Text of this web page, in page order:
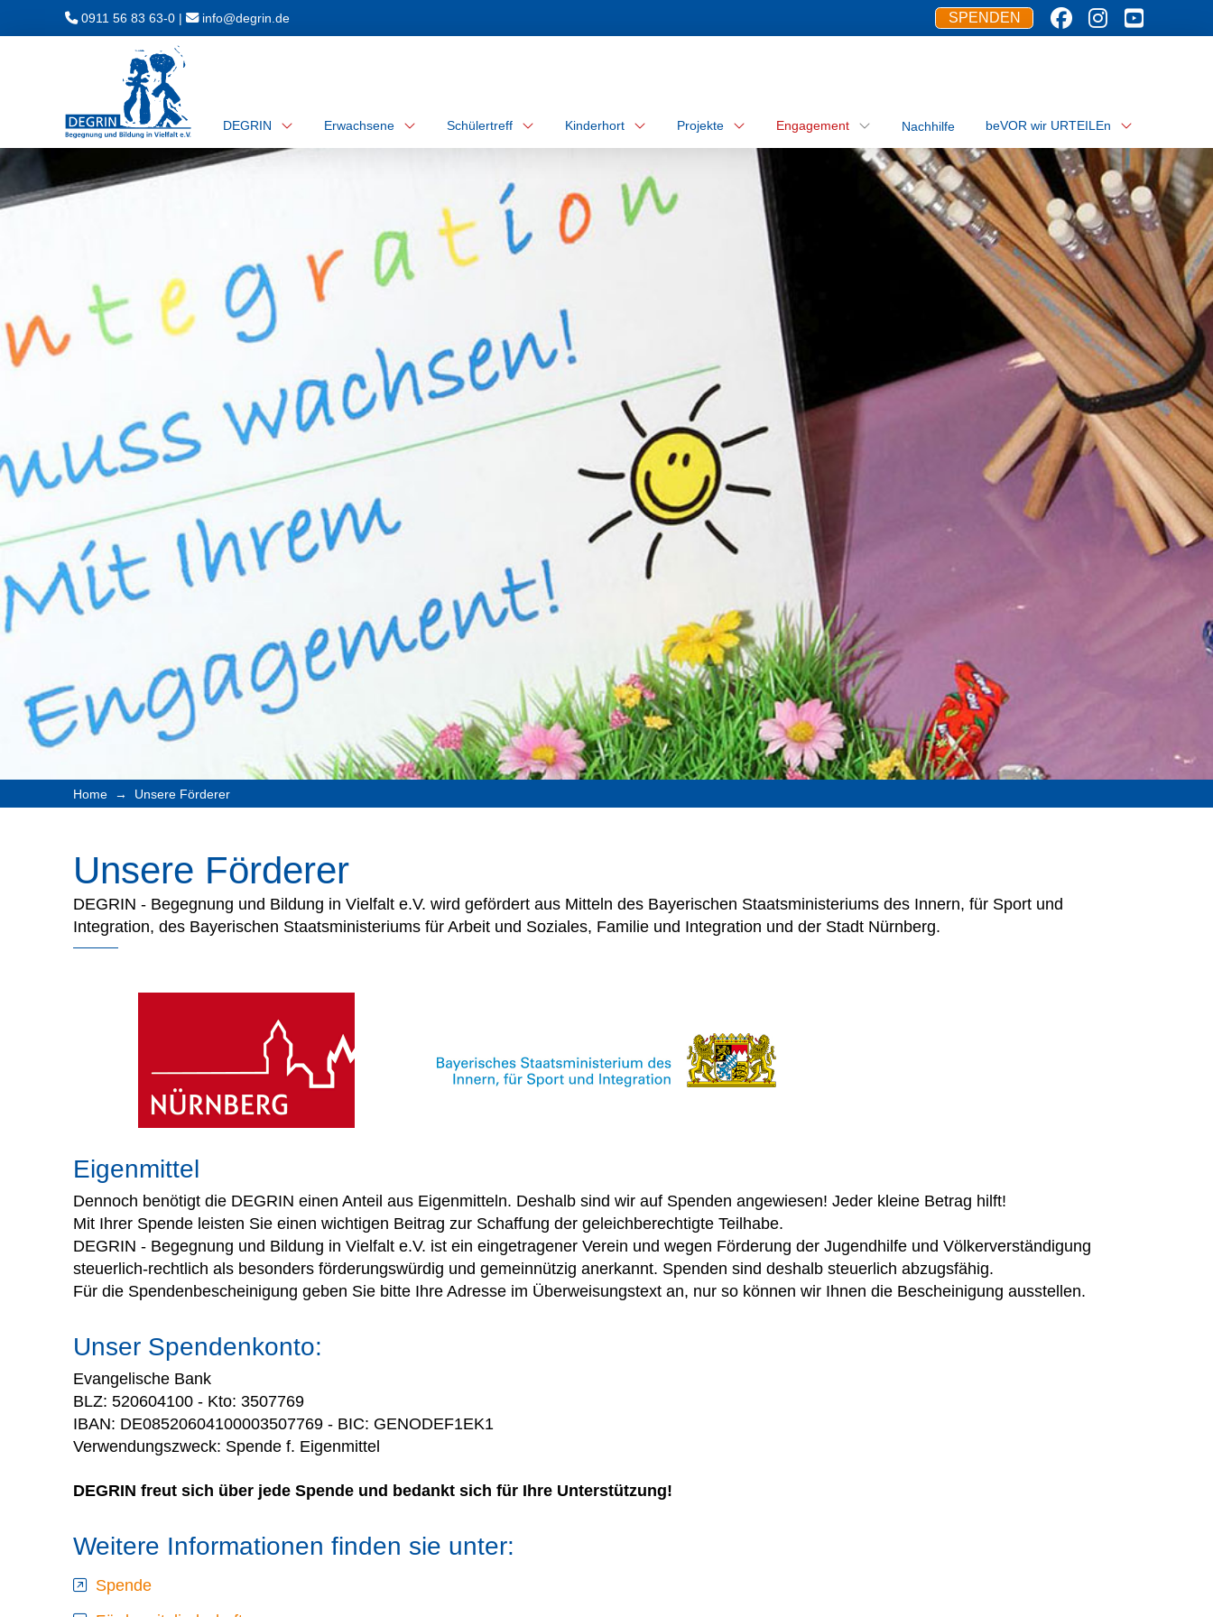
0911 56 83 63-0 | ed.nirged@ofni SPENDEN
DEGRIN Erwachsene Schülertreff Kinderhort Projekte Engagement Nachhilfe beVOR wir URTEILEn
Home → Unsere Förderer
Unsere Förderer
DEGRIN - Begegnung und Bildung in Vielfalt e.V. wird gefördert aus Mitteln des Bayerischen Staatsministeriums des Innern, für Sport und
Integration, des Bayerischen Staatsministeriums für Arbeit und Soziales, Familie und Integration und der Stadt Nürnberg.
Eigenmittel
Dennoch benötigt die DEGRIN einen Anteil aus Eigenmitteln. Deshalb sind wir auf Spenden angewiesen! Jeder kleine Betrag hilft!
Mit Ihrer Spende leisten Sie einen wichtigen Beitrag zur Schaffung der geleichberechtigte Teilhabe.
DEGRIN - Begegnung und Bildung in Vielfalt e.V. ist ein eingetragener Verein und wegen Förderung der Jugendhilfe und Völkerverständigung
steuerlich-rechtlich als besonders förderungswürdig und gemeinnützig anerkannt. Spenden sind deshalb steuerlich abzugsfähig.
Für die Spendenbescheinigung geben Sie bitte Ihre Adresse im Überweisungstext an, nur so können wir Ihnen die Bescheinigung ausstellen.
Unser Spendenkonto:
Evangelische Bank
BLZ: 520604100 - Kto: 3507769
IBAN: DE08520604100003507769 - BIC: GENODEF1EK1
Verwendungszweck: Spende f. Eigenmittel
DEGRIN freut sich über jede Spende und bedankt sich für Ihre Unterstützung!
Weitere Informationen finden sie unter:
Spende